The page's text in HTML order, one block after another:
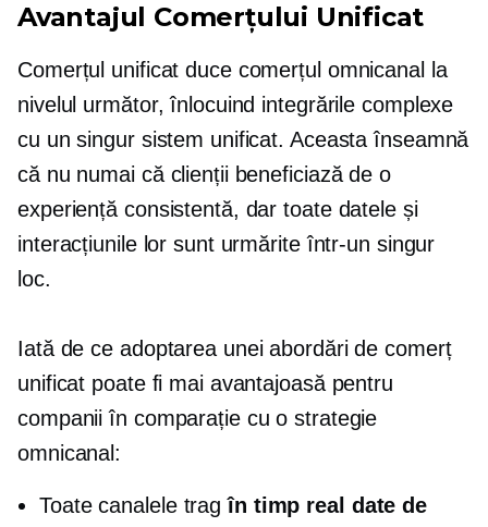
Avantajul Comerțului Unificat
Comerțul unificat duce comerțul omnicanal la
nivelul următor, înlocuind integrările complexe
cu un singur sistem unificat. Aceasta înseamnă
că nu numai că clienții beneficiază de o
experiență consistentă, dar toate datele și
interacțiunile lor sunt urmărite într-un singur
loc.
Iată de ce adoptarea unei abordări de comerț
unificat poate fi mai avantajoasă pentru
companii în comparație cu o strategie
omnicanal:
Toate canalele tragîn timp real date de